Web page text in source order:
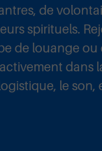
de
spirituels.
de louange ou
dans
logistique, le son,